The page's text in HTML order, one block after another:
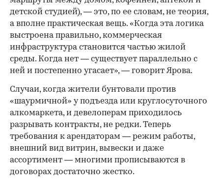
детской студией), — это, по ее словам, не теория,
а вполне практическая вещь. «Когда эта логика
выстроена правильно, коммерческая
инфраструктура становится частью жилой
среды. Когда нет — существует параллельно с
ней и постепенно угасает», — говорит Ярова.
Случаи, когда жители бунтовали против
«шаурмичной» у подъезда или круглосуточного
алкомаркета, и девелоперам приходилось
разрывать контракты, не редки. Теперь
требования к арендаторам — режим работы,
внешний вид витрин, вывески и даже
ассортимент — многими прописываются в
договорах достаточно жестко.